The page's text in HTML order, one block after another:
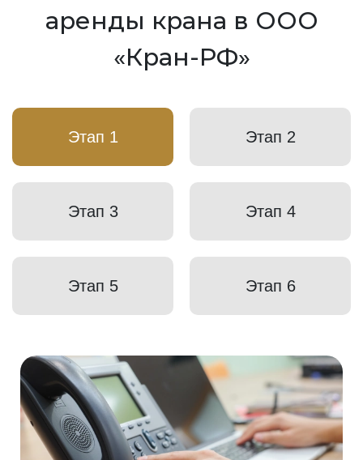
аренды крана в ООО
«Кран-РФ»
Этап 1 Этап 2
Этап 3 Этап 4
Этап 5 Этап 6